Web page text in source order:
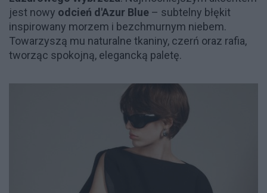
jest nowy odcień d'Azur Blue – subtelny błękit
inspirowany morzem i bezchmurnym niebem.
Towarzyszą mu naturalne tkaniny, czerń oraz rafia,
tworząc spokojną, elegancką paletę.